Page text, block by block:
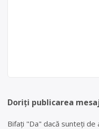
Doriți publicarea
Bifați "Da" dacă sunteți de